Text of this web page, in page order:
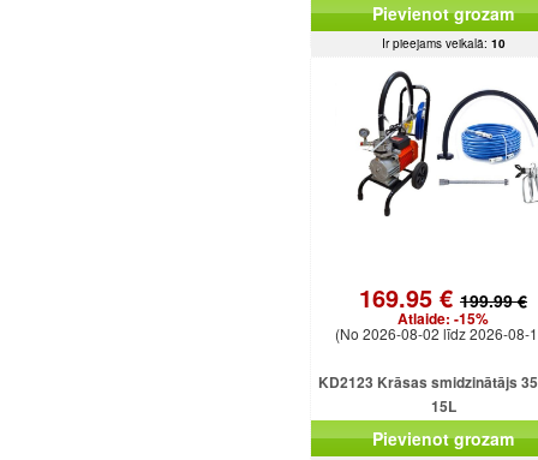
tālvadības pults, 12/24/230
Pievienot grozam
Ir pieejams veikalā: 10
169.95 € 199.99 €
Atlaide: -15%
(No 2026-08-02 līdz 2026-08-
KD2123 Krāsas smidzinātājs
15L
Pievienot grozam